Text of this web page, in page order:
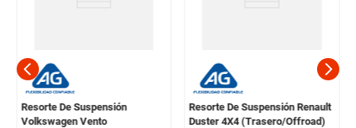
Resorte De Suspensión
Volkswagen Vento
Resorte De Suspensión Renault
Duster 4X4 (Trasero/Offroad)